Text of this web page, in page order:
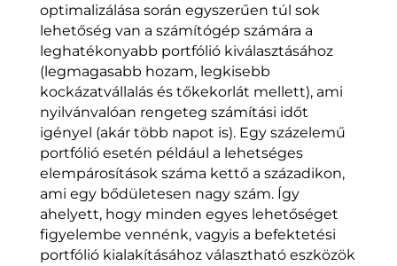
optimalizálása során egyszerűen túl sok
lehetőség van a számítógép számára a
leghatékonyabb portfólió kiválasztásához
(legmagasabb hozam, legkisebb
kockázatvállalás és tőkekorlát mellett), ami
nyilvánvalóan rengeteg számítási időt
igényel (akár több napot is). Egy százelemű
portfólió esetén például a lehetséges
elempárosítások száma kettő a századikon,
ami egy bődületesen nagy szám. Így
ahelyett, hogy minden egyes lehetőséget
figyelembe vennénk, vagyis a befektetési
portfólió kialakításához választható eszközök